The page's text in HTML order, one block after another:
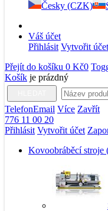
Česky (CZK)
Váš účet
Přihlásit Vytvořit účet
Přejít do košíku 0 Kč0
Košík je prázdný
TelefonEmail Více Zavřít
776 11 00 20
Přihlásit Vytvořit účet
Kovoobráběcí stroje